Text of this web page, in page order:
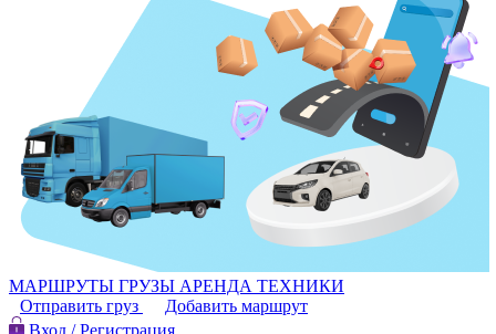
МАРШРУТЫ ГРУЗЫ АРЕНДА ТЕХНИКИ
Отправить груз
Добавить маршрут
Вход / Регистрация